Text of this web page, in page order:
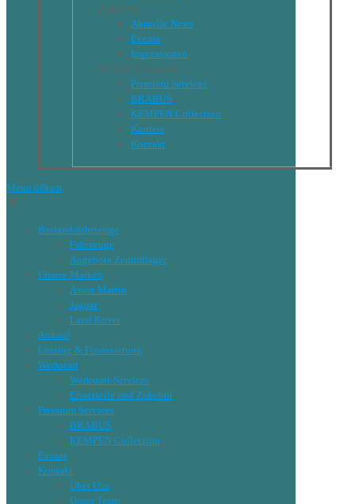
Aktuelles
Aktuelle News
Events
Impressionen
Service & Kontakt
Premium Services
BRABUS
KEMPEN Collection
Karriere
Kontakt
Menu öffnen
✕
Bestandsfahrzeuge
Fahrzeuge
Angebote Zentrallager
Unsere Marken
Aston Martin
Jaguar
Land Rover
Ankauf
Leasing & Finanzierung
Werkstatt
Werkstatt-Services
Ersatzteile und Zubehör
Premium Services
BRABUS
KEMPEN Collection
Events
Kontakt
Über Uns
Unser Team